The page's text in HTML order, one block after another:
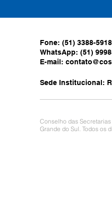
Fone: (51) 3388-5918
WhatsApp: (51)
E-mail:
Sede Institucional:
Conselho das
Grande do Sul. Todos os